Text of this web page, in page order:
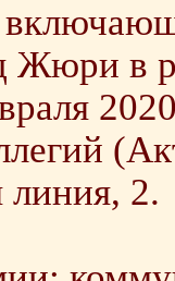
Жюри в
линия, 2.